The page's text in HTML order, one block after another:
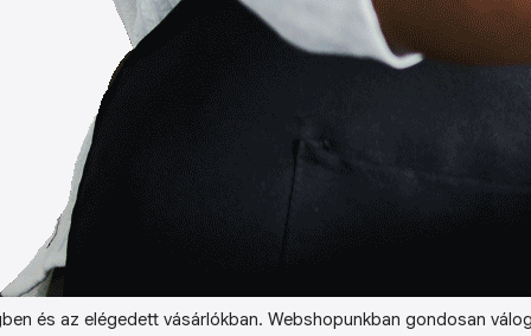
és az elégedett vásárlókban. Webshopunkban gondosan